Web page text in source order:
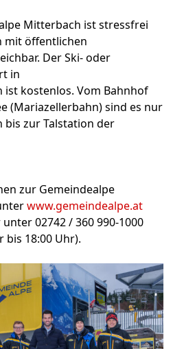
Mitterbach ist stressfrei
mit öffentlichen
Der Ski- oder
in
kostenlos. Vom Bahnhof
(Mariazellerbahn) sind es nur
bis zur Talstation der
zur Gemeindealpe
www.gemeindealpe.at
02742 / 360 990-1000
bis 18:00 Uhr).